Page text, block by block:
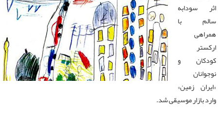
اثر سودابه
سالم با
همراهی
ارکستر
کودکان و
نوجوانان
«ایران زمین»
وارد بازار موسیقی شد.